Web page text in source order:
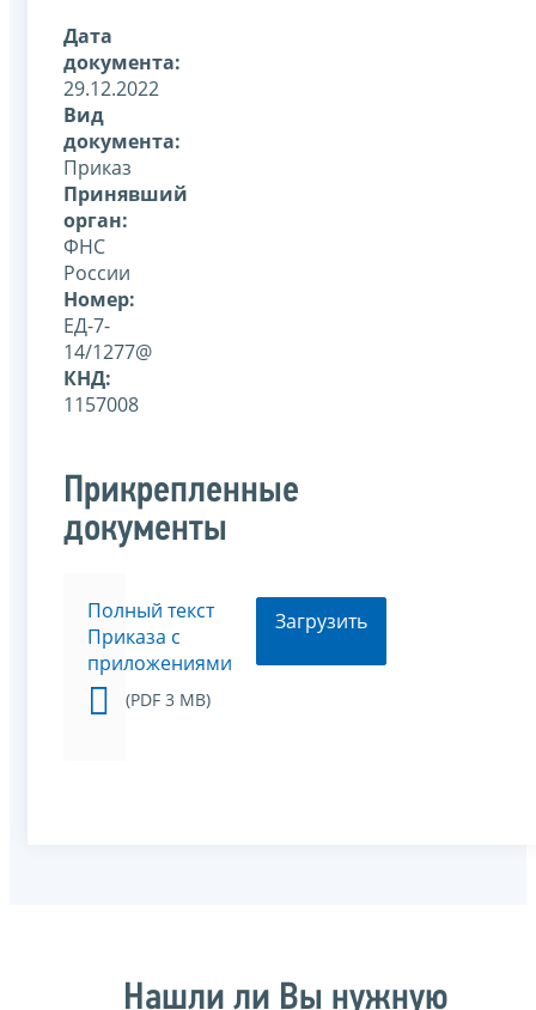
Дата
документа:
29.12.2022
Вид
документа:
Приказ
Принявший
орган:
ФНС
России
Номер:
ЕД-7-
14/1277@
КНД:
1157008
Прикрепленные
документы
Полный текст
Приказа с
приложениями
(PDF 3 MB)
Загрузить
Нашли ли Вы нужную